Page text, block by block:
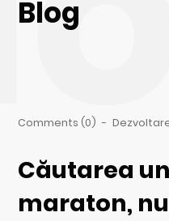
Blog
Comments (0) -
Căutarea
maraton,